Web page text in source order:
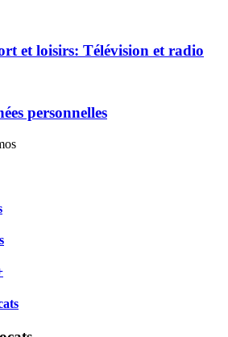
et loisirs: Télévision et radio
personnelles